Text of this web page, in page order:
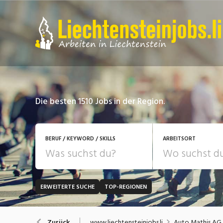
Die besten 1510 Jobs in der Region.
BERUF / KEYWORD / SKILLS ARBEITSORT
JOB-TYP
Festanstellung
Bank, Versicherung
ERWEITERTE SUCHE TOP-REGIONEN